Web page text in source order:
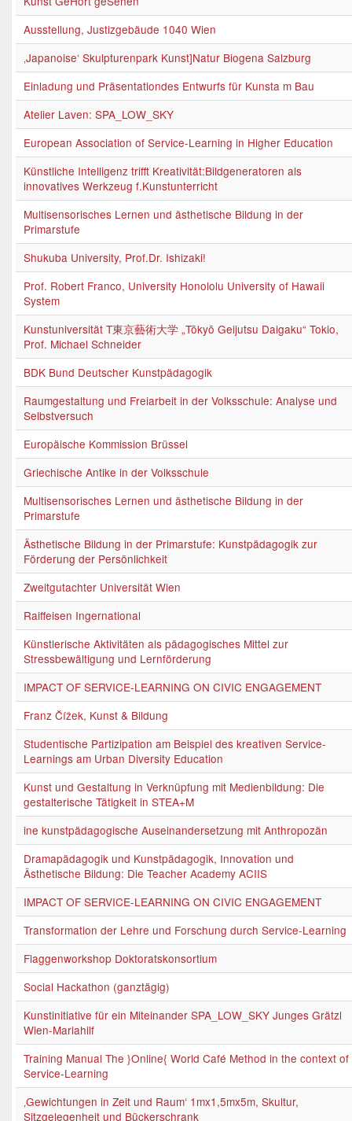
Ausstellung, Justizgebäude 1040 Wien
‚Japanoise‘ Skulpturenpark Kunst]Natur Biogena Salzburg
Einladung und Präsentationdes Entwurfs für Kunsta m Bau
Atelier Laven: SPA_LOW_SKY
European Association of Service-Learning in Higher Education
Künstliche Intelligenz trifft Kreativität:Bildgeneratoren als
innovatives Werkzeug f.Kunstunterricht
Multisensorisches Lernen und ästhetische Bildung in der
Primarstufe
Shukuba University, Prof.Dr. Ishizaki!
Prof. Robert Franco, University Honololu University of Hawaii
System
Kunstuniversität T東京藝術大学 „Tōkyō Geijutsu Daigaku“ Tokio,
Prof. Michael Schneider
BDK Bund Deutscher Kunstpädagogik
Raumgestaltung und Freiarbeit in der Volksschule: Analyse und
Selbstversuch
Europäische Kommission Brüssel
Griechische Antike in der Volksschule
Multisensorisches Lernen und ästhetische Bildung in der
Primarstufe
Ästhetische Bildung in der Primarstufe: Kunstpädagogik zur
Förderung der Persönlichkeit
Zweitgutachter Universität Wien
Raiffeisen Ingernational
Künstlerische Aktivitäten als pädagogisches Mittel zur
Stressbewältigung und Lernförderung
IMPACT OF SERVICE-LEARNING ON CIVIC ENGAGEMENT
Franz Čížek, Kunst & Bildung
Studentische Partizipation am Beispiel des kreativen Service-
Learnings am Urban Diversity Education
Kunst und Gestaltung in Verknüpfung mit Medienbildung: Die
gestalterische Tätigkeit in STEA+M
ine kunstpädagogische Auseinandersetzung mit Anthropozän
Dramapädagogik und Kunstpädagogik, Innovation und
Ästhetische Bildung: Die Teacher Academy ACIIS
IMPACT OF SERVICE-LEARNING ON CIVIC ENGAGEMENT
Transformation der Lehre und Forschung durch Service-Learning
Flaggenworkshop Doktoratskonsortium
Social Hackathon (ganztägig)
Kunstinitiative für ein Miteinander SPA_LOW_SKY Junges Grätzl
Wien-Mariahilf
Training Manual The }Online{ World Café Method in the context of
Service-Learning
‚Gewichtungen in Zeit und Raum‘ 1mx1,5mx5m, Skultur,
Sitzgelegenheit und Bückerschrank